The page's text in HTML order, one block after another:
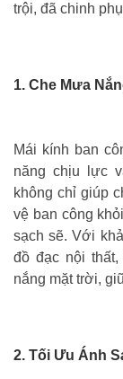
trội, đã chinh
1. Che Mưa
Mái kính ban
năng chịu lực
không chỉ giúp
vệ ban công
sạch sẽ. Với
đồ đạc nội
nắng mặt trời,
2. Tối Ưu Ánh